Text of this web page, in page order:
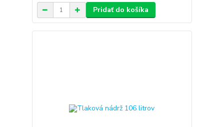
Pridať do košíka